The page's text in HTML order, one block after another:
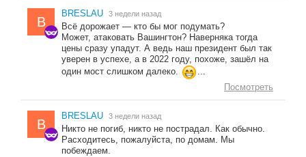
B
BRESLAU 3 недели назад
Всё дорожает — кто бы мог подумать?
Может, атаковать Вашингтон? Наверняка тогда
цены сразу упадут. А ведь наш президент был так
уверен в успехе, а в 2022 году, похоже, зашёл на
один мост слишком далеко.
...
Посмотреть
B
BRESLAU 3 недели назад
Никто не погиб, никто не пострадал. Как обычно.
Расходитесь, пожалуйста, по домам. Мы
побеждаем.